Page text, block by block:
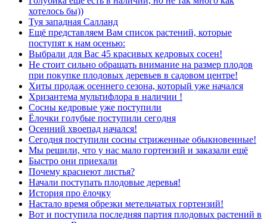
хотелось бы))
Туя западная Салланд
Ещё представляем Вам список растений, которые
поступят к нам осенью:
Выбрали для Вас 45 красивых кедровых сосен!
Не стоит сильно обращать внимание на размер плодов
при покупке плодовых деревьев в садовом центре!
Хиты продаж осеннего сезона, который уже начался
Хризантема мультифлора в наличии !
Сосны кедровые уже поступили
Ёлочки голубые поступили сегодня
Осенний хвоепад начался!
Сегодня поступили сосны стриженные обыкновенные!
Мы решили, что у нас мало гортензий и заказали ещё
Быстро они приехали
Почему краснеют листья?
Начали поступать плодовые деревья!
История про ёлочку
Настало время обрезки метельчатых гортензий!
Вот и поступила последняя партия плодовых растений в